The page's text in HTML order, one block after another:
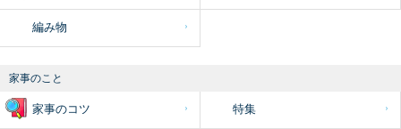
編み物
家事のこと
家事のコツ 特集